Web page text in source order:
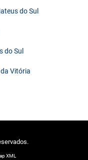
do Sul
do Sul
Vitória
XML